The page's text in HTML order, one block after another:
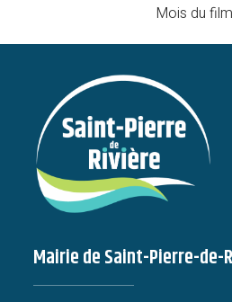
Mois du
Mairie de Saint-Pierre-de-